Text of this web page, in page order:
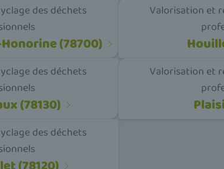
des déchets
(78700)
Valorisation et
des déchets
(78130)
Valorisation et
des déchets